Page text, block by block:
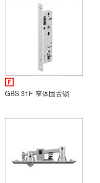
GBS 31F 窄体固舌锁